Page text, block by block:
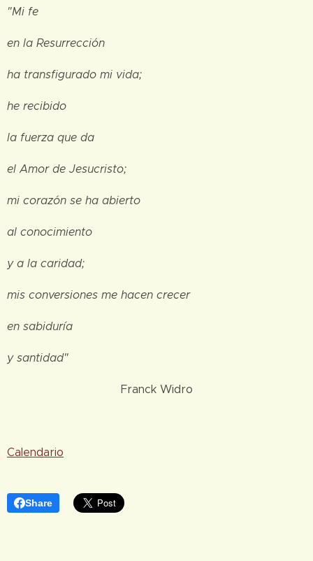
"Mi fe
en la Resurrección
ha transfigurado mi vida;
he recibido
la fuerza que da
el Amor de Jesucristo;
mi corazón se ha abierto
al conocimiento
y a la caridad;
mis conversiones me hacen crecer
en sabiduría
y santidad"
Franck Widro
Calendario
Share